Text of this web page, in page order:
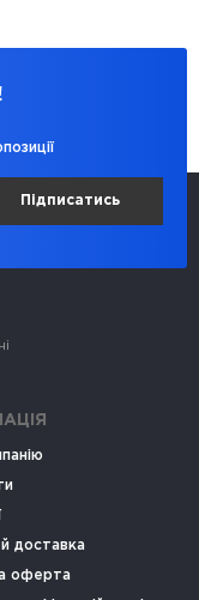
Підписатись
доставка
оферта